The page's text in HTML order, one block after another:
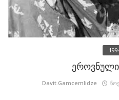
Davit.Gamcemlidze